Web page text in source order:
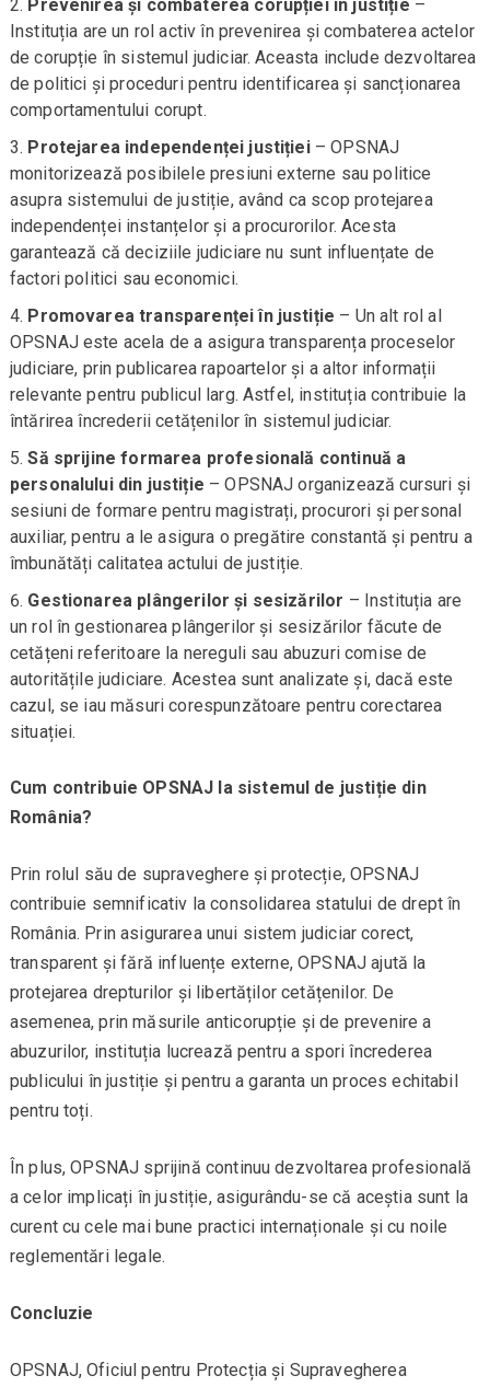
Prevenirea și combaterea corupției în justiție –
Instituția are un rol activ în prevenirea și combaterea actelor
de corupție în sistemul judiciar. Aceasta include dezvoltarea
de politici și proceduri pentru identificarea și sancționarea
comportamentului corupt.
Protejarea independenței justiției– OPSNAJ
monitorizează posibilele presiuni externe sau politice
asupra sistemului de justiție, având ca scop protejarea
independenței instanțelor și a procurorilor. Acesta
garantează că deciziile judiciare nu sunt influențate de
factori politici sau economici.
Promovarea transparenței în justiție – Un alt rol al
OPSNAJ este acela de a asigura transparența proceselor
judiciare, prin publicarea rapoartelor și a altor informații
relevante pentru publicul larg. Astfel, instituția contribuie la
întărirea încrederii cetățenilor în sistemul judiciar.
Să sprijine formarea profesională continuă a
personalului din justiție – OPSNAJ organizează cursuri și
sesiuni de formare pentru magistrați, procurori și personal
auxiliar, pentru a le asigura o pregătire constantă și pentru a
îmbunătăți calitatea actului de justiție.
Gestionarea plângerilor și sesizărilor – Instituția are
un rol în gestionarea plângerilor și sesizărilor făcute de
cetățeni referitoare la nereguli sau abuzuri comise de
autoritățile judiciare. Acestea sunt analizate și, dacă este
cazul, se iau măsuri corespunzătoare pentru corectarea
situației.
Cum contribuie OPSNAJ la sistemul de justiție din
România?
Prin rolul său de supraveghere și protecție, OPSNAJ
contribuie semnificativ la consolidarea statului de drept în
România. Prin asigurarea unui sistem judiciar corect,
transparent și fără influențe externe, OPSNAJ ajută la
protejarea drepturilor și libertăților cetățenilor. De
asemenea, prin măsurile anticorupție și de prevenire a
abuzurilor, instituția lucrează pentru a spori încrederea
publicului în justiție și pentru a garanta un proces echitabil
pentru toți.
În plus, OPSNAJ sprijină continuu dezvoltarea profesională
a celor implicați în justiție, asigurându-se că aceștia sunt la
curent cu cele mai bune practici internaționale și cu noile
reglementări legale.
Concluzie
OPSNAJ, Oficiul pentru Protecția și Supravegherea